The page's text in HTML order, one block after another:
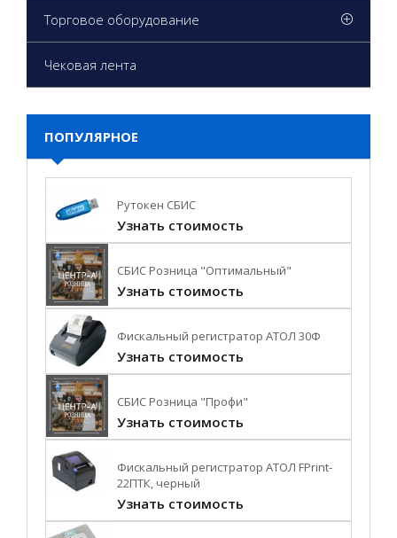
Торговое оборудование
Чековая лента
ПОПУЛЯРНОЕ
Рутокен СБИС
Узнать стоимость
СБИС Розница "Оптимальный"
Узнать стоимость
Фискальный регистратор АТОЛ 30Ф
Узнать стоимость
СБИС Розница "Профи"
Узнать стоимость
Фискальный регистратор АТОЛ FPrint-
22ПТК, черный
Узнать стоимость